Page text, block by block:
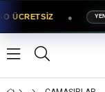
ÜCRETSİZ YENİ